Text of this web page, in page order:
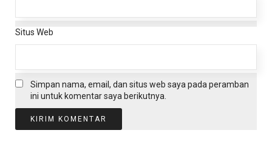
Situs Web
Simpan nama, email, dan situs web saya pada peramban
ini untuk komentar saya berikutnya.